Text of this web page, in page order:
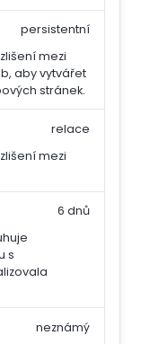
mezi
aby vytvářet
stránek.
persistentní
mezi
relace
s
6 dnů
neznámý